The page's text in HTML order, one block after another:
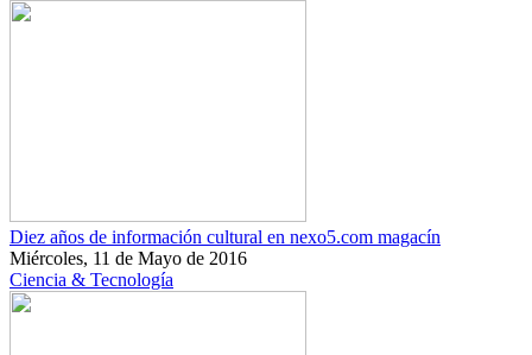
Diez años de información cultural en nexo5.com magacín
Miércoles, 11 de Mayo de 2016
Ciencia & Tecnología